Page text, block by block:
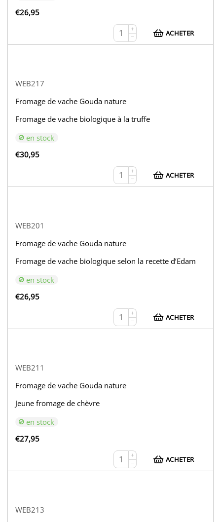
€26,95
+
−
ACHETER
WEB217
Fromage de vache Gouda nature
Fromage de vache biologique à la truffe
en stock
€30,95
+
−
ACHETER
WEB201
Fromage de vache Gouda nature
Fromage de vache biologique selon la recette d’Edam
en stock
€26,95
+
−
ACHETER
WEB211
Fromage de vache Gouda nature
Jeune fromage de chèvre
en stock
€27,95
+
−
ACHETER
WEB213